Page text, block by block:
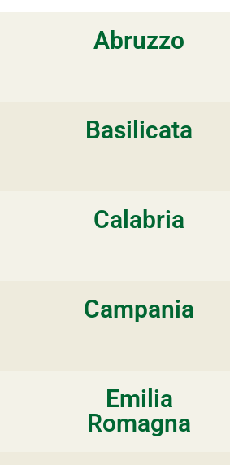
Abruzzo
Basilicata
Calabria
Campania
Emilia
Romagna